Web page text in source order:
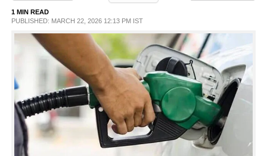
LIFESTYLE
SPIRITUAL
INFO+
ART
1 MIN READ
PUBLISHED: MARCH 22, 2026 12:13 PM IST